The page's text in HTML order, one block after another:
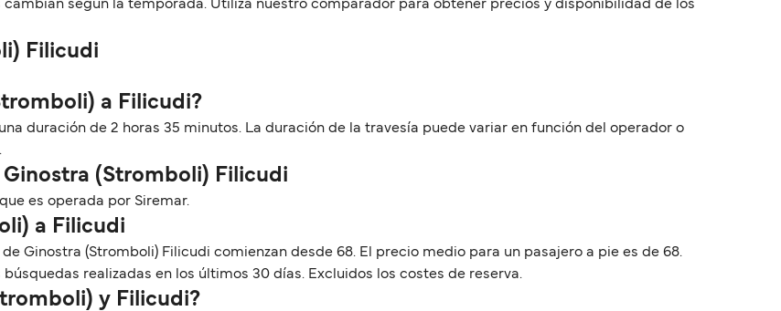
cambian según la temporada. Utiliza nuestro comparador para obtener precios y disponibilidad de los
Filicudi
a Filicudi?
duración de 2 horas 35 minutos. La duración de la travesía puede variar en función del operador o
(Stromboli) Filicudi
es operada por Siremar.
a Filicudi
Ginostra (Stromboli) Filicudi comienzan desde 68. El precio medio para un pasajero a pie es de 68.
realizadas en los últimos 30 días. Excluidos los costes de reserva.
y Filicudi?